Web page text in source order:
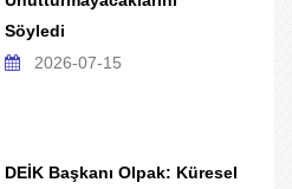
Söyledi
2026-07-15
DEİK Başkanı Olpak: Küresel